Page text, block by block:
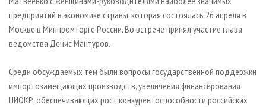
БИОЭНЕРГЕТИКА
ЦБП
RUSSIAN FORESTRY REVIEW
ГАЗЕТА ЛЕСПРОМФОРУМ
предприятий в экономике страны, которая состоялась 26 апреля в
Москве в Минпромторге России. Во встрече принял участие глава
ведомства Денис Мантуров.
Среди обсуждаемых тем были вопросы государственной поддержки
импортозамещающих производств, увеличения финансирования
НИОКР, обеспечивающих рост конкурентоспособности российских